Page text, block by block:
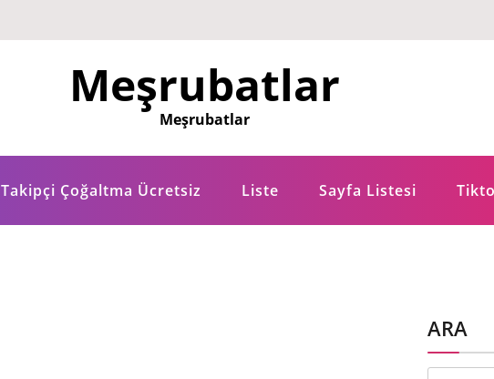
Meşrubatlar
Meşrubatlar
Çoğaltma Ücretsiz Liste Sayfa Listesi
ARA